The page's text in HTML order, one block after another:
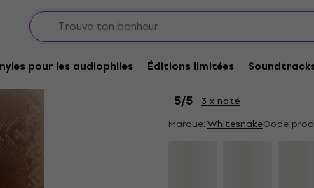
pour les audiophiles Éditions limitées
ÉDITION LIMITÉE
Whitesnake -
5/5 3 x noté
Marque:WhitesnakeCode